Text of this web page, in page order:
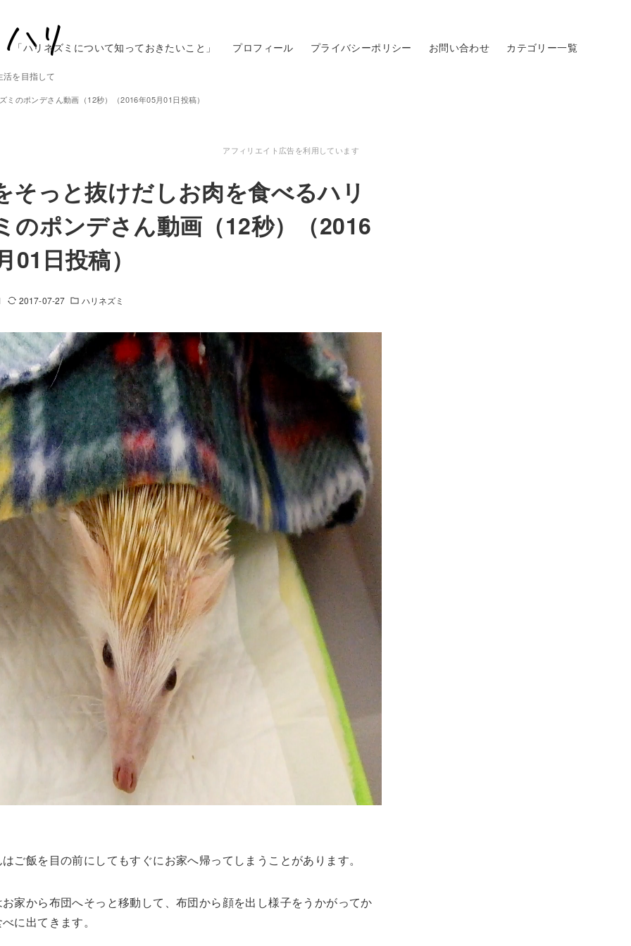
活を目指して
「ハリネズミについて知っておきたいこと」 プロフィール プライバシーポリシー お問い合わせ カテゴリー一覧
のポンデさん動画（12秒）（2016年05月01日投稿）
アフィリエイト広告を利用しています
そっと抜けだしお肉を食べるハリ
のポンデさん動画（12秒）（2016
01日投稿）
2017-07-27 ハリネズミ
ご飯を目の前にしてもすぐにお家へ帰ってしまうことがあります。
家から布団へそっと移動して、布団から顔を出し様子をうかがってか
に出てきます。